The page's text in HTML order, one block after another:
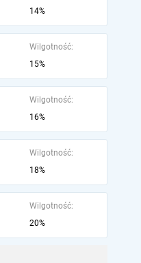
14%
Wilgotność:
15%
Wilgotność:
16%
Wilgotność:
18%
Wilgotność:
20%